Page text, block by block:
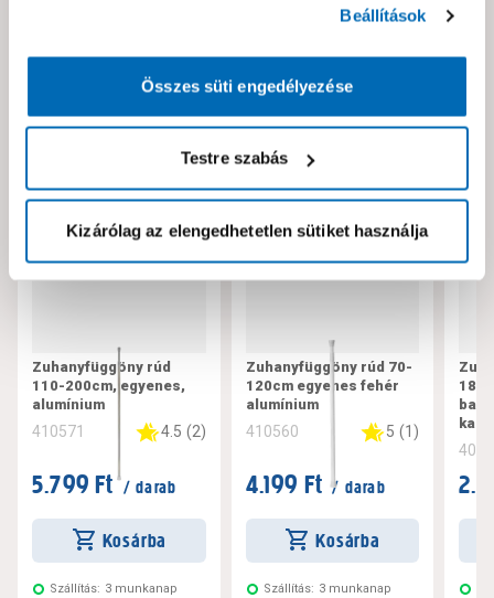
Beállítások
Összes süti engedélyezése
Testre szabás
Kizárólag az elengedhetetlen sütiket használja
Neked ajánljuk!
Zuhanyfüggöny rúd
110-200cm, egyenes,
alumínium
410571 4.5 (2)
5.799 Ft / darab
Kosárba
Szállítás: 3 munkanap
Zuhanyfüggöny rúd 70-
120cm egyenes fehér
alumínium
410560 5 (1)
4.199 Ft / darab
Kosárba
Szállítás: 3 munkanap